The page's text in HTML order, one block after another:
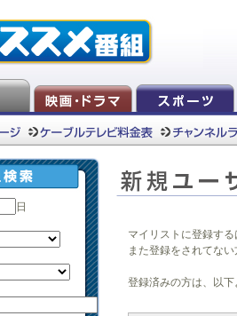
日
マイリストに登録す
また登録をされてな
登録済みの方は、以